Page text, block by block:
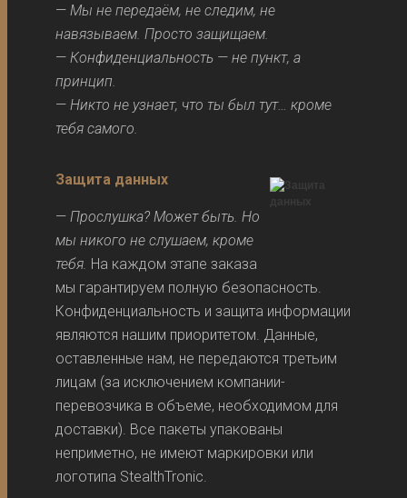
—Мы не передаём, не следим, не
навязываем. Просто защищаем.
— Конфиденциальность — не пункт, а
принцип.
—Никто не узнает, что ты был тут… кроме
тебя самого.
Защита данных
— Прослушка? Может быть. Но
мы никого не слушаем, кроме
тебя. На каждом этапе заказа
мы гарантируем полную безопасность.
Конфиденциальность и защита информации
являются нашим приоритетом. Данные,
оставленные нам, не передаются третьим
лицам (за исключением компании-
перевозчика в объеме, необходимом для
доставки). Все пакеты упакованы
неприметно, не имеют маркировки или
логотипа StealthTronic.